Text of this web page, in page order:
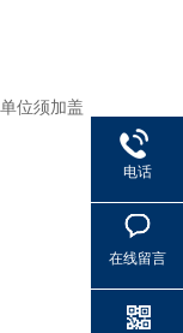
位须加盖
电话
在线留言